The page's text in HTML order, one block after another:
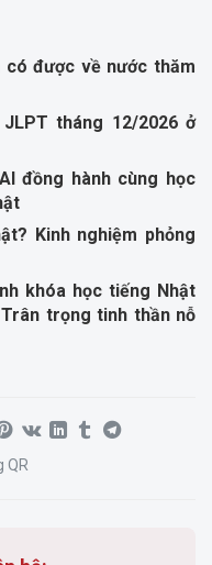
có được về nước thăm
tháng 12/2026 ở
đồng hành cùng học
Kinh nghiệm phỏng
khóa học tiếng Nhật
trọng tinh thần nỗ
QR